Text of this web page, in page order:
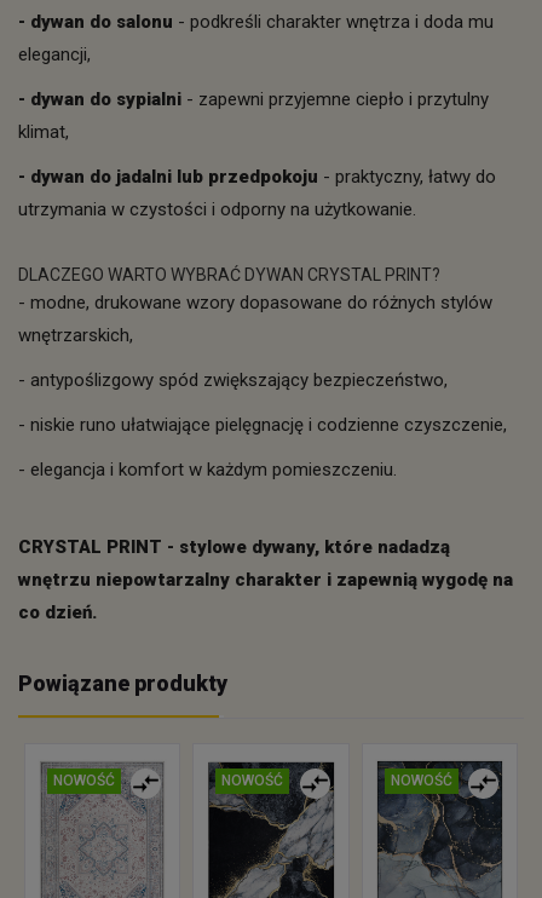
- dywan do salonu - podkreśli charakter wnętrza i doda mu
elegancji,
- dywan do sypialni - zapewni przyjemne ciepło i przytulny
klimat,
- dywan do jadalni lub przedpokoju - praktyczny, łatwy do
utrzymania w czystości i odporny na użytkowanie.
DLACZEGO WARTO WYBRAĆ DYWAN CRYSTAL PRINT?
- modne, drukowane wzory dopasowane do różnych stylów
wnętrzarskich,
- antypoślizgowy spód zwiększający bezpieczeństwo,
- niskie runo ułatwiające pielęgnację i codzienne czyszczenie,
- elegancja i komfort w każdym pomieszczeniu.
CRYSTAL PRINT - stylowe dywany, które nadadzą
wnętrzu niepowtarzalny charakter i zapewnią wygodę na
co dzień.
Powiązane produkty
NOWOŚĆ NOWOŚĆ NOWOŚĆ